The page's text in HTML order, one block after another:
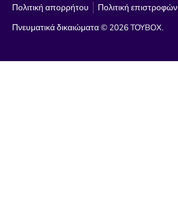
Πολιτική απορρήτου
Πολιτική επιστροφών
Πνευματικά δικαιώματα © 2026TOYBOX.